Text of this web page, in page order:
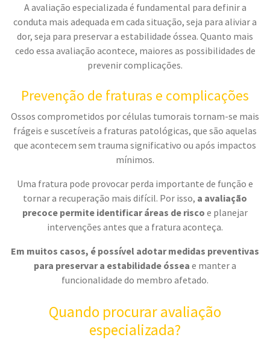
A avaliação especializada é fundamental para definir a
conduta mais adequada em cada situação, seja para aliviar a
dor, seja para preservar a estabilidade óssea. Quanto mais
cedo essa avaliação acontece, maiores as possibilidades de
prevenir complicações.
Prevenção de fraturas e complicações
Ossos comprometidos por células tumorais tornam-se mais
frágeis e suscetíveis a fraturas patológicas, que são aquelas
que acontecem sem trauma significativo ou após impactos
mínimos.
Uma fratura pode provocar perda importante de função e
tornar a recuperação mais difícil. Por isso, a avaliação
precoce permite identificar áreas de risco e planejar
intervenções antes que a fratura aconteça.
Em muitos casos, é possível adotar medidas preventivas
para preservar a estabilidade óssea e manter a
funcionalidade do membro afetado.
Quando procurar avaliação
especializada?